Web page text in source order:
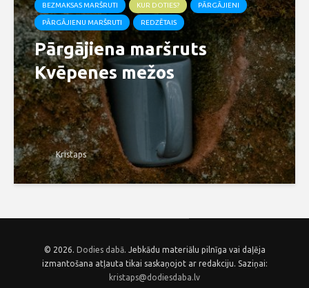
BEZMAKSAS MARŠRUTI KUR DOTIES? PĀRGĀJIENI
PĀRGĀJIENU MARŠRUTI REDZĒTAIS
Pārgājiena maršruts
Kvēpenes mežos
Kristaps
© 2026. Dodies dabā. Jebkādu materiālu pilnīga vai daļēja
izmantošana atļauta tikai saskaņojot ar redakciju. Saziņai:
kristaps@dodiesdaba.lv